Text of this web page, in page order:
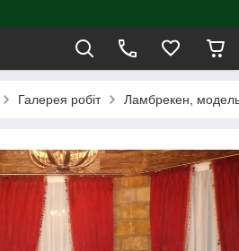
Галерея робіт Ламбрекен,